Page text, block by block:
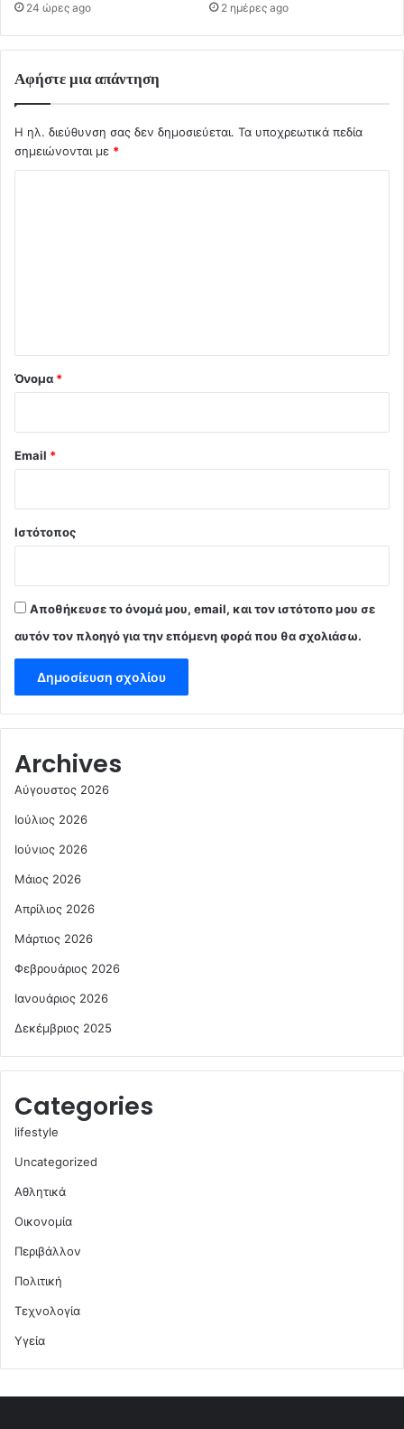
24 ώρες ago 2 ημέρες ago
Αφήστε μια απάντηση
Η ηλ. διεύθυνση σας δεν δημοσιεύεται. Τα υποχρεωτικά πεδία
σημειώνονται με *
Όνομα *
Email *
Ιστότοπος
Αποθήκευσε το όνομά μου, email, και τον ιστότοπο μου σε
αυτόν τον πλοηγό για την επόμενη φορά που θα σχολιάσω.
Archives
Αύγουστος 2026
Ιούλιος 2026
Ιούνιος 2026
Μάιος 2026
Απρίλιος 2026
Μάρτιος 2026
Φεβρουάριος 2026
Ιανουάριος 2026
Δεκέμβριος 2025
Categories
lifestyle
Uncategorized
Αθλητικά
Οικονομία
Περιβάλλον
Πολιτική
Τεχνολογία
Υγεία